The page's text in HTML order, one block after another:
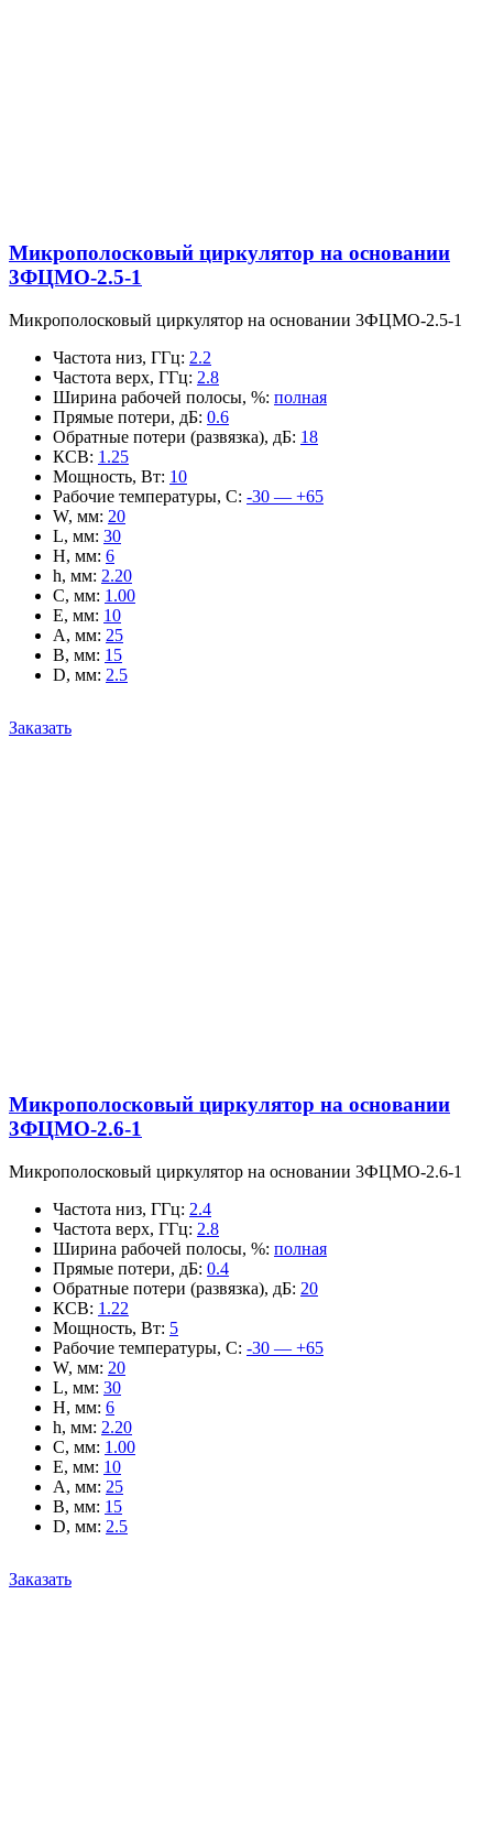
Микрополосковый циркулятор на основании
3ФЦМО-2.5-1
Микрополосковый циркулятор на основании 3ФЦМО-2.5-1
Частота низ, ГГц: 2.2
Частота верх, ГГц: 2.8
Ширина рабочей полосы, %: полная
Прямые потери, дБ: 0.6
Обратные потери (развязка), дБ: 18
КСВ: 1.25
Мощность, Вт: 10
Рабочие температуры, С: -30 — +65
W, мм: 20
L, мм: 30
H, мм: 6
h, мм: 2.20
C, мм: 1.00
E, мм: 10
A, мм: 25
B, мм: 15
D, мм: 2.5
Заказать
Микрополосковый циркулятор на основании
3ФЦМО-2.6-1
Микрополосковый циркулятор на основании 3ФЦМО-2.6-1
Частота низ, ГГц: 2.4
Частота верх, ГГц: 2.8
Ширина рабочей полосы, %: полная
Прямые потери, дБ: 0.4
Обратные потери (развязка), дБ: 20
КСВ: 1.22
Мощность, Вт: 5
Рабочие температуры, С: -30 — +65
W, мм: 20
L, мм: 30
H, мм: 6
h, мм: 2.20
C, мм: 1.00
E, мм: 10
A, мм: 25
B, мм: 15
D, мм: 2.5
Заказать